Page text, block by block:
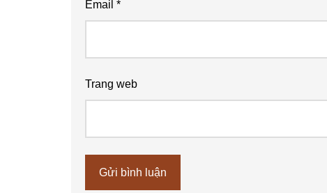
Email *
Trang web